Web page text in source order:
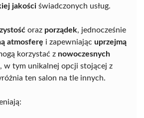
jakości świadczonych usług.
oraz porządek, jednocześnie
atmosferę i zapewniając uprzejmą
korzystać z nowoczesnych
, w tym unikalnej opcji stojącej z
ten salon na tle innych.